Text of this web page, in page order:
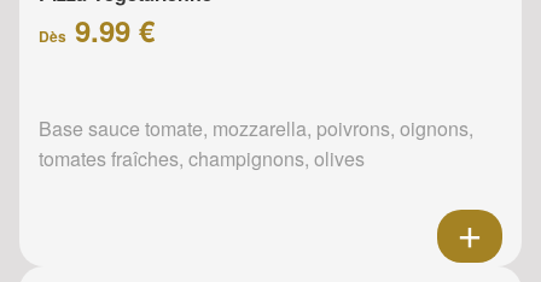
Dès 9.99 €
Base sauce tomate, mozzarella, poivrons, oignons,
tomates fraîches, champignons, olives